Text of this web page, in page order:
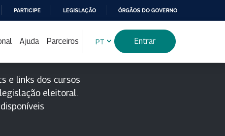
PARTICIPE LEGISLAÇÃO ÓRGÃOS DO GOVERNO
Ajuda Parceiros PT Entrar
e links dos cursos
eleitoral.